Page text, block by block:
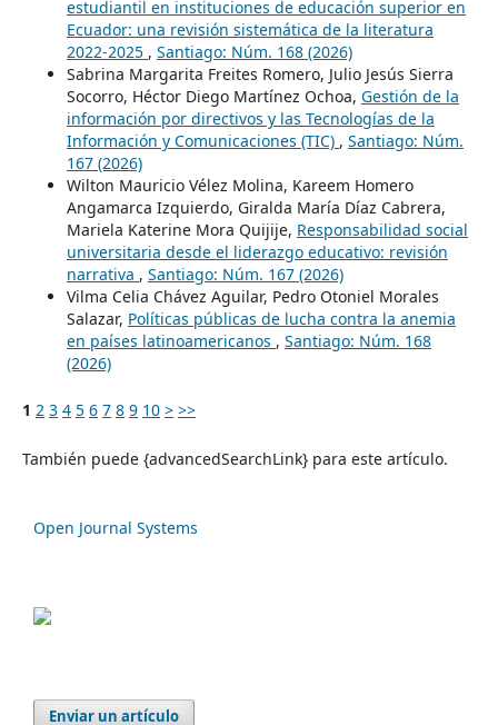
estudiantil en instituciones de educación superior en
Ecuador: una revisión sistemática de la literatura
2022-2025 , Santiago: Núm. 168 (2026)
Sabrina Margarita Freites Romero, Julio Jesús Sierra
Socorro, Héctor Diego Martínez Ochoa, Gestión de la
información por directivos y las Tecnologías de la
Información y Comunicaciones (TIC) , Santiago: Núm.
167 (2026)
Wilton Mauricio Vélez Molina, Kareem Homero
Angamarca Izquierdo, Giralda María Díaz Cabrera,
Mariela Katerine Mora Quijije, Responsabilidad social
universitaria desde el liderazgo educativo: revisión
narrativa , Santiago: Núm. 167 (2026)
Vilma Celia Chávez Aguilar, Pedro Otoniel Morales
Salazar, Políticas públicas de lucha contra la anemia
en países latinoamericanos , Santiago: Núm. 168
(2026)
1 2 3 4 5 6 7 8 9 10 > >>
También puede {advancedSearchLink} para este artículo.
Open Journal Systems
Enviar un artículo